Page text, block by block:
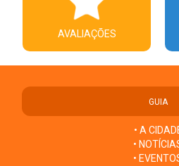
AVALIAÇÕES
GUIA
• A
•
•